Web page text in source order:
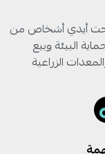
أيدي أشخاص من
البيئة وبيع
الزراعية